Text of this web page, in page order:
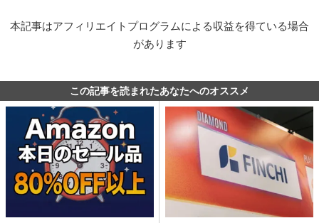
本記事はアフィリエイトプログラムによる収益を得ている場合
があります
この記事を読まれたあなたへのオススメ